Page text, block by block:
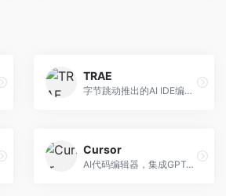
TRAE
字节跳动推出的AI IDE编程工具，深度集成大模型能力。面向开发者，提供智能代码补全、代码解释、重构优化等服务，编程效率显著提升。
Cursor
AI代码编辑器，集成GPT-4模型，专注于智能编程辅助。面向开发者，提供代码生成、代码解释、错误修复等服务，编程体验流畅，开发效率高。